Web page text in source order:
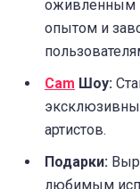
оживленным
опытом и
Cam Шоу:
артистов.
Подарки:
любимым